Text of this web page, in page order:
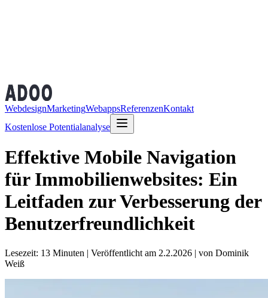
WebdesignMarketingWebappsReferenzenKontakt
Kostenlose Potentialanalyse
Effektive Mobile Navigation
für Immobilienwebsites: Ein
Leitfaden zur Verbesserung der
Benutzerfreundlichkeit
Lesezeit: 13 Minuten | Veröffentlicht am 2.2.2026 | von Dominik
Weiß